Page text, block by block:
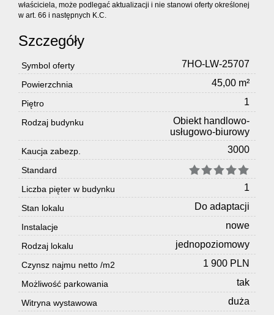
właściciela, może podlegać aktualizacji i nie stanowi oferty określonej
w art. 66 i następnych K.C.
Szczegóły
Symbol oferty 7HO-LW-25707
Powierzchnia 45,00 m²
Piętro 1
Rodzaj budynku
Obiekt handlowo-
usługowo-biurowy
Kaucja zabezp. 3000
Standard
Liczba pięter w budynku
1
Stan lokalu Do adaptacji
Instalacje nowe
Rodzaj lokalu jednopoziomowy
Czynsz najmu netto /m2 1 900 PLN
Możliwość parkowania tak
Witryna wystawowa duża